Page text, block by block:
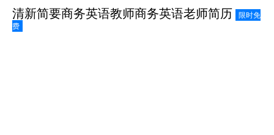
清新简要商务英语教师商务英语老师简历
限时免
费